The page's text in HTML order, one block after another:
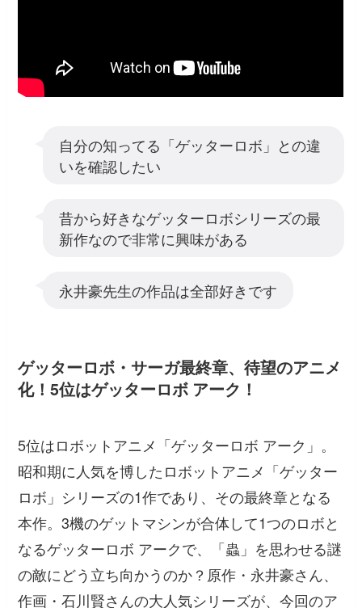
自分の知ってる「ゲッターロボ」との違
いを確認したい
昔から好きなゲッターロボシリーズの最
新作なので非常に興味がある
永井豪先生の作品は全部好きです
ゲッターロボ・サーガ最終章、待望のアニメ
化！5位はゲッターロボ アーク！
5位はロボットアニメ「ゲッターロボ アーク」。
昭和期に人気を博したロボットアニメ「ゲッター
ロボ」シリーズの1作であり、その最終章となる
本作。3機のゲットマシンが合体して1つのロボと
なるゲッターロボ アークで、「蟲」を思わせる謎
の敵にどう立ち向かうのか？原作・永井豪さん、
作画・石川賢さんの大人気シリーズが、今回のア